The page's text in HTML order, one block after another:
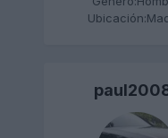
Ubicación: